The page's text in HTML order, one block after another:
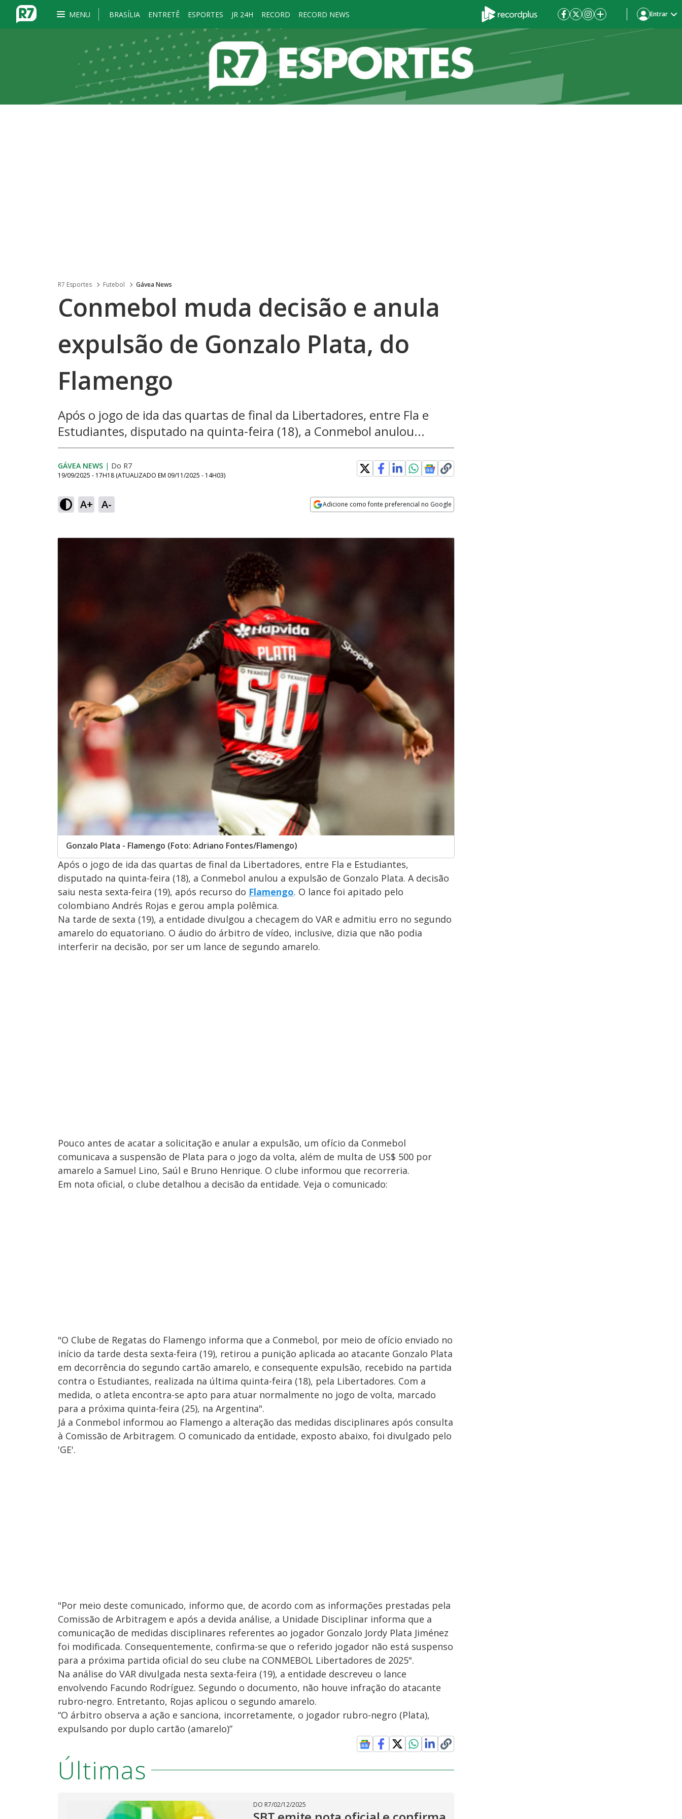
MENU BRASÍLIA ENTRETÊ ESPORTES JR 24H RECORD RECORD NEWS Entrar
R7 Esportes Futebol Gávea News
Conmebol muda decisão e anula
expulsão de Gonzalo Plata, do
Flamengo
Após o jogo de ida das quartas de final da Libertadores, entre Fla e
Estudiantes, disputado na quinta-feira (18), a Conmebol anulou...
GÁVEA NEWS | Do R7
19/09/2025 - 17H18 (ATUALIZADO EM 09/11/2025 - 14H03)
A+ A- Adicione como fonte preferencial no Google
Gonzalo Plata - Flamengo (Foto: Adriano Fontes/Flamengo)
Após o jogo de ida das quartas de final da Libertadores, entre Fla e Estudiantes,
disputado na quinta-feira (18), a Conmebol anulou a expulsão de Gonzalo Plata. A decisão
saiu nesta sexta-feira (19), após recurso do Flamengo. O lance foi apitado pelo
colombiano Andrés Rojas e gerou ampla polêmica.
Na tarde de sexta (19), a entidade divulgou a checagem do VAR e admitiu erro no segundo
amarelo do equatoriano. O áudio do árbitro de vídeo, inclusive, dizia que não podia
interferir na decisão, por ser um lance de segundo amarelo.
Pouco antes de acatar a solicitação e anular a expulsão, um ofício da Conmebol
comunicava a suspensão de Plata para o jogo da volta, além de multa de US$ 500 por
amarelo a Samuel Lino, Saúl e Bruno Henrique. O clube informou que recorreria.
Em nota oficial, o clube detalhou a decisão da entidade. Veja o comunicado:
"O Clube de Regatas do Flamengo informa que a Conmebol, por meio de ofício enviado no
início da tarde desta sexta-feira (19), retirou a punição aplicada ao atacante Gonzalo Plata
em decorrência do segundo cartão amarelo, e consequente expulsão, recebido na partida
contra o Estudiantes, realizada na última quinta-feira (18), pela Libertadores. Com a
medida, o atleta encontra-se apto para atuar normalmente no jogo de volta, marcado
para a próxima quinta-feira (25), na Argentina".
Já a Conmebol informou ao Flamengo a alteração das medidas disciplinares após consulta
à Comissão de Arbitragem. O comunicado da entidade, exposto abaixo, foi divulgado pelo
'GE'.
"Por meio deste comunicado, informo que, de acordo com as informações prestadas pela
Comissão de Arbitragem e após a devida análise, a Unidade Disciplinar informa que a
comunicação de medidas disciplinares referentes ao jogador Gonzalo Jordy Plata Jiménez
foi modificada. Consequentemente, confirma-se que o referido jogador não está suspenso
para a próxima partida oficial do seu clube na CONMEBOL Libertadores de 2025".
Na análise do VAR divulgada nesta sexta-feira (19), a entidade descreveu o lance
envolvendo Facundo Rodríguez. Segundo o documento, não houve infração do atacante
rubro-negro. Entretanto, Rojas aplicou o segundo amarelo.
“O árbitro observa a ação e sanciona, incorretamente, o jogador rubro-negro (Plata),
expulsando por duplo cartão (amarelo)”
Últimas
DO R7/02/12/2025